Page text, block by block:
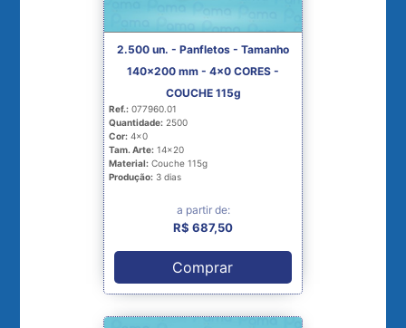
2.500 un. - Panfletos - Tamanho
140x200 mm - 4x0 CORES -
COUCHE 115g
Ref.: 077960.01
Quantidade: 2500
Cor: 4x0
Tam. Arte: 14x20
Material: Couche 115g
Produção: 3 dias
a partir de:
R$ 687,50
Comprar